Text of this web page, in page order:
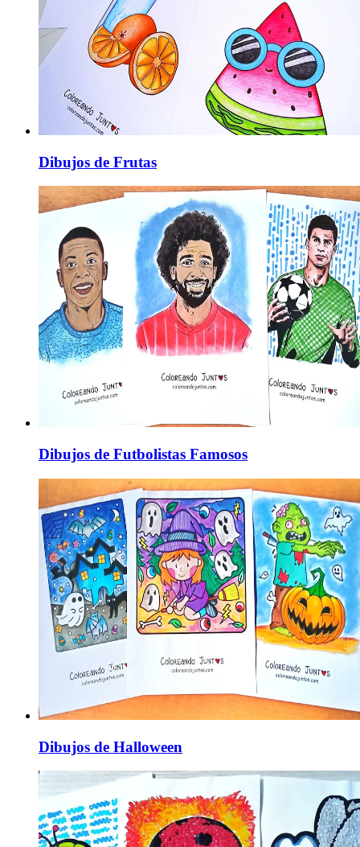
Dibujos de Frutas
Dibujos de Futbolistas Famosos
Dibujos de Halloween